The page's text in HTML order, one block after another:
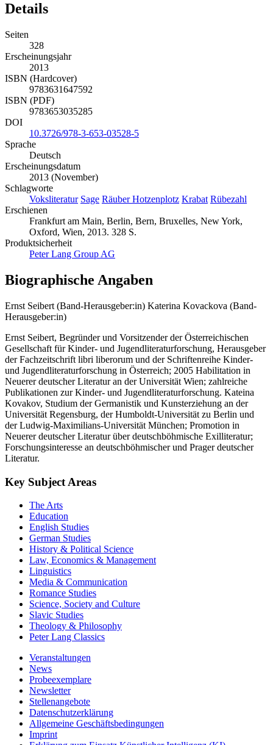
Details
Seiten
328
Erscheinungsjahr
2013
ISBN (Hardcover)
9783631647592
ISBN (PDF)
9783653035285
DOI
10.3726/978-3-653-03528-5
Sprache
Deutsch
Erscheinungsdatum
2013 (November)
Schlagworte
Voksliteratur Sage Räuber Hotzenplotz Krabat Rübezahl
Erschienen
Frankfurt am Main, Berlin, Bern, Bruxelles, New York,
Oxford, Wien, 2013. 328 S.
Produktsicherheit
Peter Lang Group AG
Biographische Angaben
Ernst Seibert (Band-Herausgeber:in) Katerina Kovackova (Band-
Herausgeber:in)
Ernst Seibert, Begründer und Vorsitzender der Österreichischen
Gesellschaft für Kinder- und Jugendliteraturforschung, Herausgeber
der Fachzeitschrift libri liberorum und der Schriftenreihe Kinder-
und Jugendliteraturforschung in Österreich; 2005 Habilitation in
Neuerer deutscher Literatur an der Universität Wien; zahlreiche
Publikationen zur Kinder- und Jugendliteraturforschung. Kateina
Kovakov, Studium der Germanistik und Kunsterziehung an der
Universität Regensburg, der Humboldt-Universität zu Berlin und
der Ludwig-Maximilians-Universität München; Promotion in
Neuerer deutscher Literatur über deutschböhmische Exilliteratur;
Forschungsinteresse an deutschböhmischer und Prager deutscher
Literatur.
Key Subject Areas
The Arts
Education
English Studies
German Studies
History & Political Science
Law, Economics & Management
Linguistics
Media & Communication
Romance Studies
Science, Society and Culture
Slavic Studies
Theology & Philosophy
Peter Lang Classics
Veranstaltungen
News
Probeexemplare
Newsletter
Stellenangebote
Datenschutzerklärung
Allgemeine Geschäftsbedingungen
Imprint